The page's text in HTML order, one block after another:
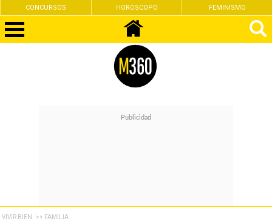
CONCURSOS HORÓSCOPO FEMINISMO
VIVIR BIEN >> FAMILIA